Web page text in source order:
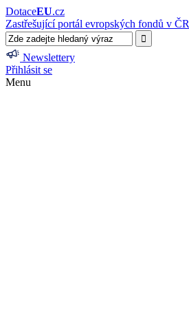
DotaceEU.cz
Zastřešující portál evropských fondů v ČR
Newslettery
Přihlásit se
Menu